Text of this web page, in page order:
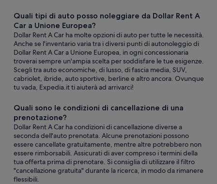
Quali tipi di auto posso noleggiare da Dollar Rent A
Car a Unione Europea?
Dollar Rent A Car ha molte opzioni di auto per tutte le necessità.
Anche se l'inventario varia tra i diversi punti di autonoleggio di
Dollar Rent A Car a Unione Europea, in ogni concessionaria
troverai sempre un'ampia scelta per soddisfare le tue esigenze.
Scegli tra auto economiche, di lusso, di fascia media, SUV,
cabriolet, ibride, auto sportive, berline e altro ancora. Ovunque
tu vada, Expedia.it ti aiuterà ad arrivarci!
Quali sono le condizioni di cancellazione di una
prenotazione?
Dollar Rent A Car ha condizioni di cancellazione diverse a
seconda dell'auto prenotata. Alcune prenotazioni possono
essere cancellate gratuitamente, mentre altre potrebbero non
essere rimborsabili. Assicurati di aver compreso i termini della
tua offerta prima di prenotare. Si consiglia di utilizzare il filtro
"cancellazione gratuita" durante la ricerca, in modo da rimanere
flessibili.